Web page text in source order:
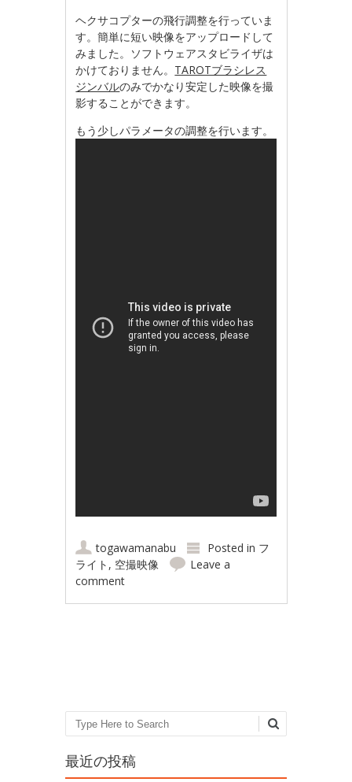
ヘクサコプターの飛行調整を行っていま
す。簡単に短い映像をアップロードして
みました。ソフトウェアスタビライザは
かけておりません。 TAROTブラシレス
ジンバルのみでかなり安定した映像を撮
影することができます。
もう少しパラメータの調整を行います。
togawamanabu Posted in フ
ライト , 空撮映像
Leave a
comment
Search
最近の投稿